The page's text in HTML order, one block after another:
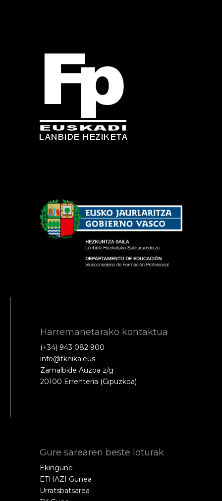
Harremanetarako kontaktua
(+34) 943 082 900
info@tknika.eus
Zamalbide Auzoa z/g
20100 Errenteria (Gipuzkoa)
Gure sarearen beste loturak
Ekingune
ETHAZI Gunea
Urratsbatsarea